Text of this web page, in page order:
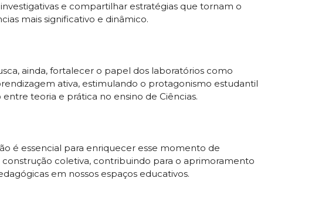
e compartilhar estratégias que tornam o
mais significativo e dinâmico.
ainda, fortalecer o papel dos laboratórios como
ativa, estimulando o protagonismo estudantil
entre teoria e prática no ensino de Ciências.
é essencial para enriquecer esse momento de
construção coletiva, contribuindo para o aprimoramento
em nossos espaços educativos.